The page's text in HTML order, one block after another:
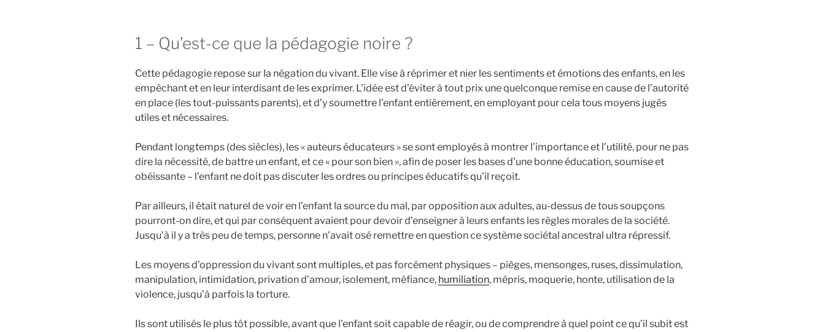
1 – Qu’est-ce que la pédagogie noire ?
Cette pédagogie repose sur la négation du vivant. Elle vise à réprimer et nier les sentiments et émotions des enfants, en les
empêchant et en leur interdisant de les exprimer. L’idée est d’éviter à tout prix une quelconque remise en cause de l’autorité
en place (les tout-puissants parents), et d’y soumettre l’enfant entièrement, en employant pour cela tous moyens jugés
utiles et nécessaires.
Pendant longtemps (des siècles), les « auteurs éducateurs » se sont employés à montrer l’importance et l’utilité, pour ne pas
dire la nécessité, de battre un enfant, et ce « pour son bien », afin de poser les bases d’une bonne éducation, soumise et
obéissante – l’enfant ne doit pas discuter les ordres ou principes éducatifs qu’il reçoit.
Par ailleurs, il était naturel de voir en l’enfant la source du mal, par opposition aux adultes, au-dessus de tous soupçons
pourront-on dire, et qui par conséquent avaient pour devoir d’enseigner à leurs enfants les règles morales de la société.
Jusqu’à il y a très peu de temps, personne n’avait osé remettre en question ce système sociétal ancestral ultra répressif.
Les moyens d’oppression du vivant sont multiples, et pas forcément physiques – pièges, mensonges, ruses, dissimulation,
manipulation, intimidation, privation d’amour, isolement, méfiance, humiliation, mépris, moquerie, honte, utilisation de la
violence, jusqu’à parfois la torture.
Ils sont utilisés le plus tôt possible, avant que l’enfant soit capable de réagir, ou de comprendre à quel point ce qu’il subit est